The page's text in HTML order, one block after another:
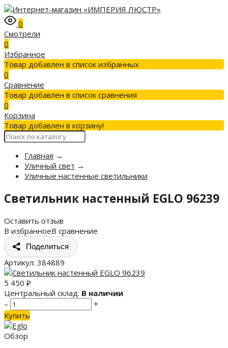
0
Смотрели
0
Избранное
Товар добавлен в список избранных
0
Сравнение
Товар добавлен в список сравнения
0
Корзина
Товар добавлен в корзину!
Главная →
Уличный свет →
Уличные настенные светильники
Светильник настенный EGLO 96239
Оставить отзыв
В избранноеВ сравнение
Поделиться
Артикул: 384889
5 450 ₽
Центральный склад: В наличии
–
+
Купить
Обзор